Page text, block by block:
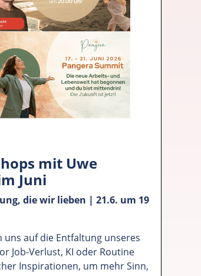
mit Uwe
Juni
die wir lieben | 21.6. um 19
uns auf die Entfaltung unseres
Job-Verlust, KI oder Routine
Inspirationen, um mehr Sinn,